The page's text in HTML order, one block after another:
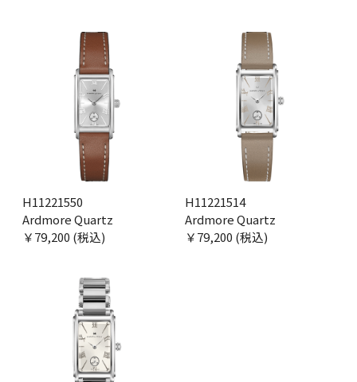
H11221550
Ardmore Quartz
￥79,200 (税込)
H11221514
Ardmore Quartz
￥79,200 (税込)